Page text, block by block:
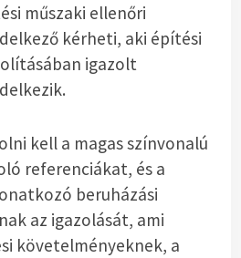
műszaki ellenőri
kérheti, aki építési
igazolt
kell a magas színvonalú
referenciákat, és a
beruházási
az igazolását, ami
követelményeknek, a